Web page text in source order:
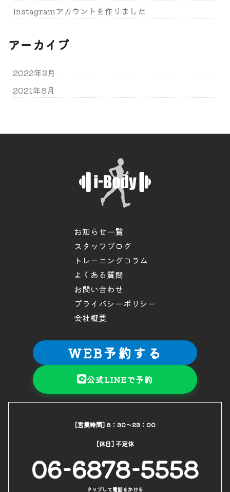
Instagramアカウントを作りました
アーカイブ
2022年3月
2021年8月
お知らせ一覧
スタッフブログ
トレーニングコラム
よくある質問
お問い合わせ
プライバシーポリシー
会社概要
WEB予約する
公式LINEで予約
[営業時間] 8：30～23：00
[休日] 不定休
06-6878-5558
タップして電話をかける